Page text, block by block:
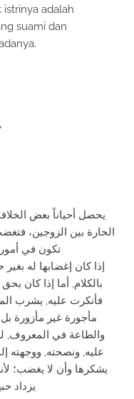
adalah
suami dan
الحارة بين الزوجين،
تكون في أمور
إذا كان إغضابها له بغير
بالكلام, أما إذا كان
فأنكرت عليه, يشرب
مأجورة غير مأزورة
والطاعة في المعروف,
عليه, ونصحته, ووجهته
يشكرها وأن لا يغضب؛
يزداد